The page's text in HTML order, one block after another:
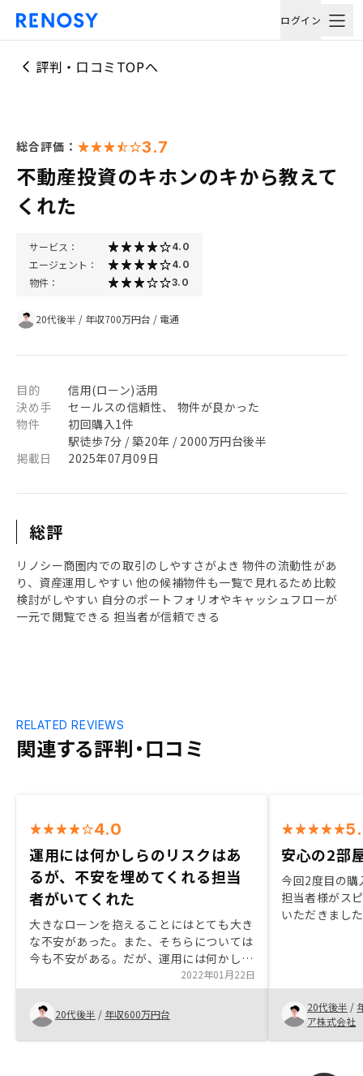
ログイン
評判・口コミTOPへ
総合評価： 3.7
不動産投資のキホンのキから教えて
くれた
サービス： 4.0
エージェント： 4.0
物件： 3.0
20代後半 / 年収700万円台 / 電通
目的
信用(ローン)活用
決め手
セールスの信頼性、 物件が良かった
物件
初回購入1件
駅徒歩7分 / 築20年 / 2000万円台後半
掲載日
2025年07月09日
総評
リノシー商圏内での取引のしやすさがよき 物件の流動性があ
り、資産運用しやすい 他の候補物件も一覧で見れるため比較
検討がしやすい 自分のポートフォリオやキャッシュフローが
一元で閲覧できる 担当者が信頼できる
関連する評判・口コミ
RELATED REVIEWS
4.0
運用には何かしらのリスクはあ
るが、不安を埋めてくれる担当
者がいてくれた
大きなローンを抱えることにはとても大き
な不安があった。また、そちらについては
今も不安がある。だが、運用には何かしら
のリスクはつくものなので、その不安を埋
めてくれる担当者がいてくれたので、今は
不安をある程度抑えて運用することが出来
ている。 まだ自分自身には大きなメリッ
トとなっている実感はないので、数年後蓋
2022年01月22日
20代後半 / 年収600万円台
安心の2部
今回2度目の
担当者様がス
いただきまし
す。また、2
て1.5万円ほ
20代後半 /
ア株式会社